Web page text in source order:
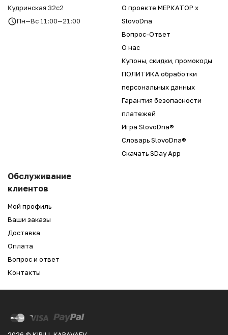
Кудринская 32с2
Пн—Вс 11:00—21:00
О проекте МЕРКАТОР x
SlovoDna
Вопрос-Ответ
О нас
Купоны, скидки, промокоды
ПОЛИТИКА обработки
персональных данных
Гарантия безопасности
платежей
Игра SlovoDna®
Словарь SlovoDna®
Скачать SDay App
Обслуживание
клиентов
Мой профиль
Ваши заказы
Доставка
Оплата
Вопрос и ответ
Контакты